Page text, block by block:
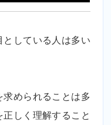
している人は多い
められることは多
しく理解すること